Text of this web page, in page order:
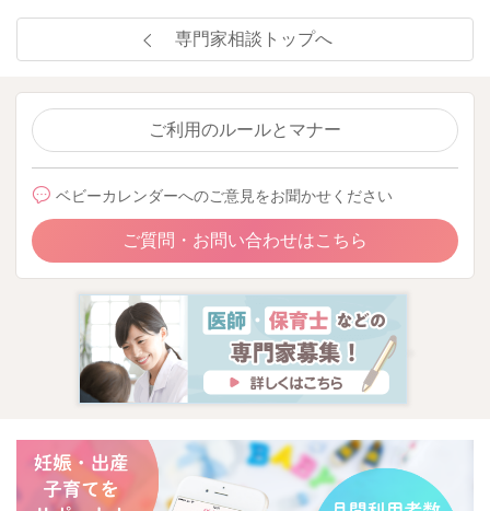
専門家相談トップへ
ご利用のルールとマナー
ベビーカレンダーへのご意見をお聞かせください
ご質問・お問い合わせはこちら